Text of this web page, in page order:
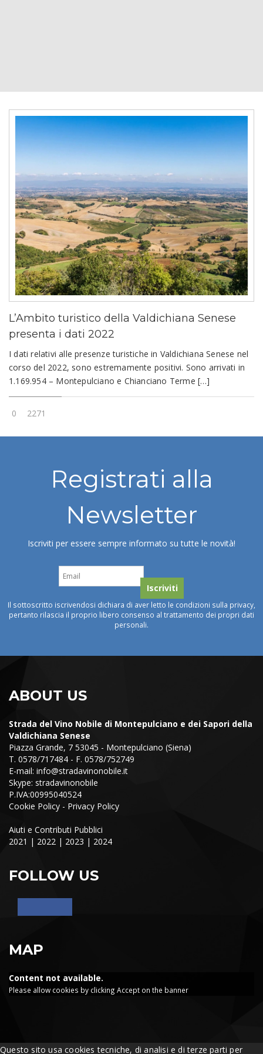
L’Ambito turistico della Valdichiana Senese
presenta i dati 2022
I dati relativi alle presenze turistiche in Valdichiana Senese nel
corso del 2022, sono estremamente positivi. Sono arrivati in
1.169.954 – Montepulciano e Chianciano Terme […]
0 2271
Registrati alla
Newsletter
Iscriviti per essere sempre informato su tutte le novità!
Il sottoscritto iscrivendosi dichiara di aver letto le condizioni sulla privacy,
pertanto rilascia il proprio libero consenso al trattamento dei propri dati
personali.
ABOUT US
Strada del Vino Nobile di Montepulciano e dei Sapori della
Valdichiana Senese
Piazza Grande, 7 53045 - Montepulciano (Siena)
T. 0578/717484 - F. 0578/752749
E-mail: info@stradavinonobile.it
Skype: stradavinonobile
P.IVA:00995040524
Cookie Policy - Privacy Policy
Aiuti e Contributi Pubblici
2021 | 2022 | 2023 | 2024
FOLLOW US
MAP
Content not available.
Please allow cookies by clicking Accept on the banner
Questo sito usa cookies tecniche, di analisi e di terze parti per